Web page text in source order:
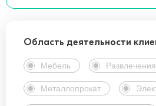
Область деятельности
Мебель Развлечения
Металлопрокат